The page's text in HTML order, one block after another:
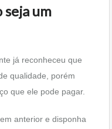
seja um
já reconheceu que
qualidade, porém
que ele pode pagar.
anterior e disponha